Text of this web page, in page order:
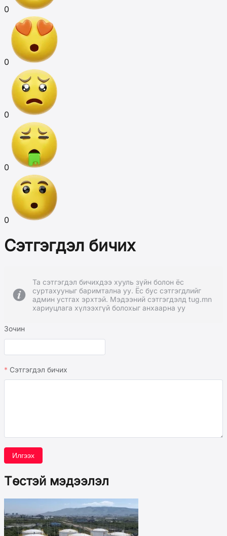
0
0
0
0
0
Сэтгэгдэл бичих
Та сэтгэгдэл бичихдээ хууль зүйн болон ёс
суртахууныг баримтална уу. Ёс бус сэтгэгдлийг
админ устгах эрхтэй. Мэдээний сэтгэгдэлд tug.mn
хариуцлага хүлээхгүй болохыг анхаарна уу
Зочин
Сэтгэгдэл бичих
Илгээх
Төстэй мэдээлэл